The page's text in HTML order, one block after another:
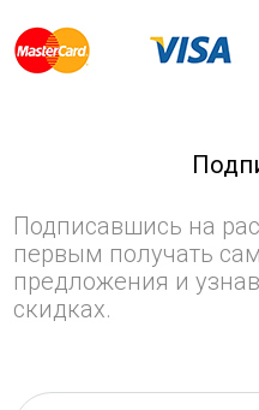
Подписавшись на
первым получать
предложения и
скидках.